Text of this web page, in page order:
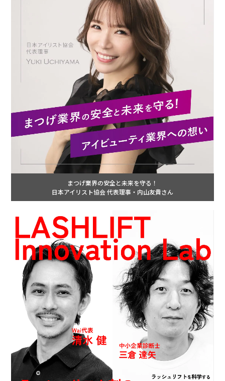
まつげ業界の安全と未来を守る！
日本アイリスト協会 代表理事・内山友貴さん